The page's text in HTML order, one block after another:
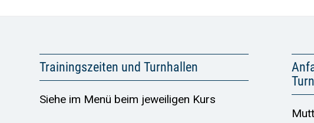
Trainingszeiten und Turnhallen
Siehe im Menü beim jeweiligen Kurs